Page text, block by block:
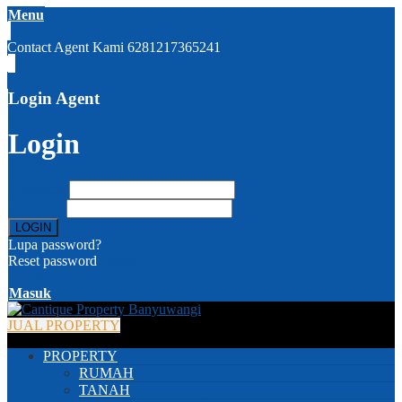
Menu
Contact Agent Kami 6281217365241
Login Agent
Login
Lupa password?
Reset password
Masuk
JUAL PROPERTY
PROPERTY
RUMAH
TANAH